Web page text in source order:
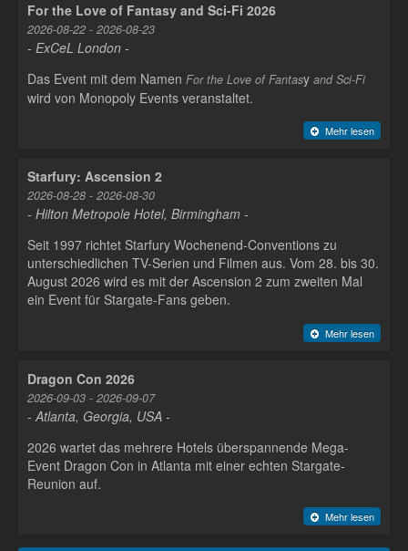
For the Love of Fantasy and Sci-Fi 2026
2026-08-22 - 2026-08-23
- ExCeL London -
Das Event mit dem Namen For the Love of Fantasy and Sci-Fi
wird von Monopoly Events veranstaltet.
Mehr lesen
Starfury: Ascension 2
2026-08-28 - 2026-08-30
- Hilton Metropole Hotel, Birmingham -
Seit 1997 richtet Starfury Wochenend-Conventions zu
unterschiedlichen TV-Serien und Filmen aus. Vom 28. bis 30.
August 2026 wird es mit der Ascension 2 zum zweiten Mal
ein Event für Stargate-Fans geben.
Mehr lesen
Dragon Con 2026
2026-09-03 - 2026-09-07
- Atlanta, Georgia, USA -
2026 wartet das mehrere Hotels überspannende Mega-
Event Dragon Con in Atlanta mit einer echten Stargate-
Reunion auf.
Mehr lesen